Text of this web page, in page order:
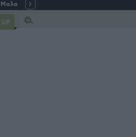
Μαλακό σιτάρι
UP